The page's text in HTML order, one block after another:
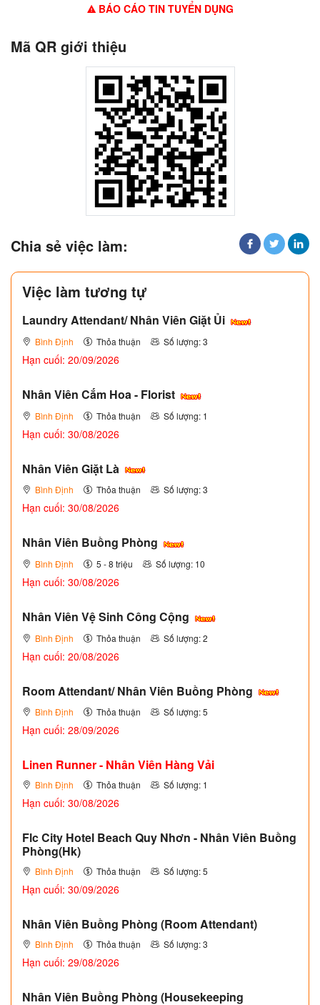
BÁO CÁO TIN TUYỂN DỤNG
Mã QR giới thiệu
Chia sẻ việc làm:
Việc làm tương tự
Laundry Attendant/ Nhân Viên Giặt Ủi
Bình Định Thỏa thuận Số lượng: 3
Hạn cuối: 20/09/2026
Nhân Viên Cắm Hoa - Florist
Bình Định Thỏa thuận Số lượng: 1
Hạn cuối: 30/08/2026
Nhân Viên Giặt Là
Bình Định Thỏa thuận Số lượng: 3
Hạn cuối: 30/08/2026
Nhân Viên Buồng Phòng
Bình Định 5 - 8 triệu Số lượng: 10
Hạn cuối: 30/08/2026
Nhân Viên Vệ Sinh Công Cộng
Bình Định Thỏa thuận Số lượng: 2
Hạn cuối: 20/08/2026
Room Attendant/ Nhân Viên Buồng Phòng
Bình Định Thỏa thuận Số lượng: 5
Hạn cuối: 28/09/2026
Linen Runner - Nhân Viên Hàng Vải
Bình Định Thỏa thuận Số lượng: 1
Hạn cuối: 30/08/2026
Flc City Hotel Beach Quy Nhơn - Nhân Viên Buồng
Phòng(Hk)
Bình Định Thỏa thuận Số lượng: 5
Hạn cuối: 30/09/2026
Nhân Viên Buồng Phòng (Room Attendant)
Bình Định Thỏa thuận Số lượng: 3
Hạn cuối: 29/08/2026
Nhân Viên Buồng Phòng (Housekeeping